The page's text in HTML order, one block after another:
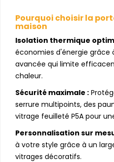
Pourquoi choisir la
maison
Isolation thermique
économies d'énergie grâce
avancée qui limite
chaleur.
Sécurité maximale :
serrure multipoints, des
vitrage feuilleté P5A pour
Personnalisation sur
à votre style grâce à un
vitrages décoratifs.